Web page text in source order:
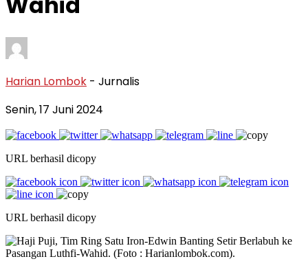
Harian Lombok - Jurnalis
Senin, 17 Juni 2024
URL berhasil dicopy
URL berhasil dicopy